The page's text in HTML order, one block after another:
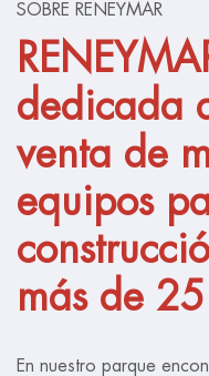
SOBRE RENEYMAR
dedicada
venta de
equipos
más de
En nuestro parque